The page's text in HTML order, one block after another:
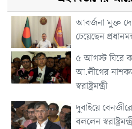
আবর্জনা মুক্ত
চেয়েছেন
৫ আগস্ট ঘিরে
আ.লীগের
স্বরাষ্ট্রমন্ত্রী
দুবাইয়ে
বললেন